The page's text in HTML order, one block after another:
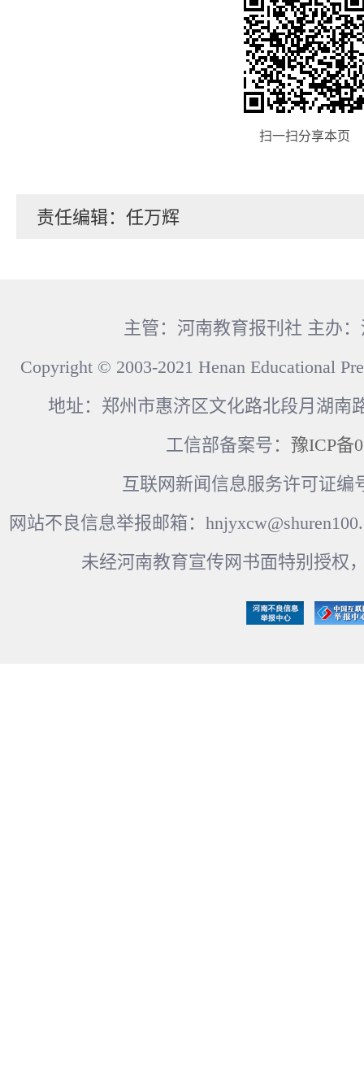
扫一扫分享本页
责任编辑：任万辉
主管：河南教育报刊社 主办
Copyright © 2003-2021 Henan Educational
地址：郑州市惠济区文化路北段月湖南
工信部备案号： 豫ICP备
互联网新闻信息服务许可证编
网站不良信息举报邮箱：
未经河南教育宣传网书面特别授权